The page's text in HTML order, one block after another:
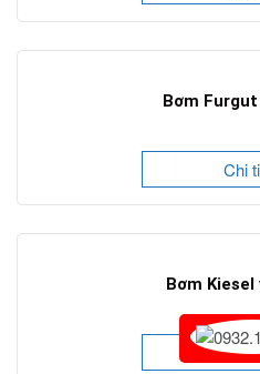
Bơm
Chi
Bơm
Chi